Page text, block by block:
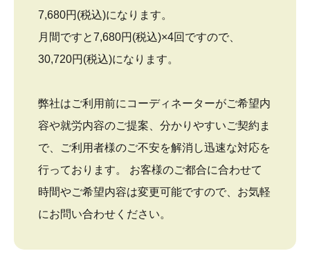
7,680円(税込)になります。
月間ですと7,680円(税込)×4回ですので、
30,720円(税込)になります。
弊社はご利用前にコーディネーターがご希望内
容や就労内容のご提案、分かりやすいご契約ま
で、ご利用者様のご不安を解消し迅速な対応を
行っております。 お客様のご都合に合わせて
時間やご希望内容は変更可能ですので、お気軽
にお問い合わせください。